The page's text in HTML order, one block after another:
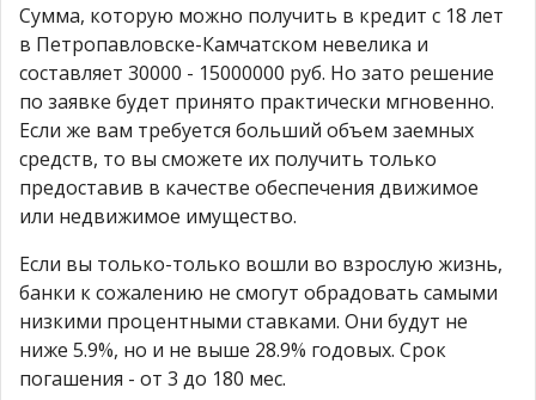
Сумма, которую можно получить в кредит с 18 лет
в Петропавловске-Камчатском невелика и
составляет 30000 - 15000000 руб. Но зато решение
по заявке будет принято практически мгновенно.
Если же вам требуется больший объем заемных
средств, то вы сможете их получить только
предоставив в качестве обеспечения движимое
или недвижимое имущество.
Если вы только-только вошли во взрослую жизнь,
банки к сожалению не смогут обрадовать самыми
низкими процентными ставками. Они будут не
ниже 5.9%, но и не выше 28.9% годовых. Срок
погашения - от 3 до 180 мес.